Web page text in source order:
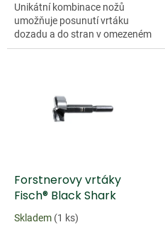
Unikátní kombinace nožů
umožňuje posunutí vrtáku
dozadu a do stran v omezeném
rozsahu. Vrták je stabilizován
Forstnerovy vrtáky
Fisch® Black Shark
Skladem (1 ks)